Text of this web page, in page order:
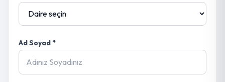
Ad Soyad *